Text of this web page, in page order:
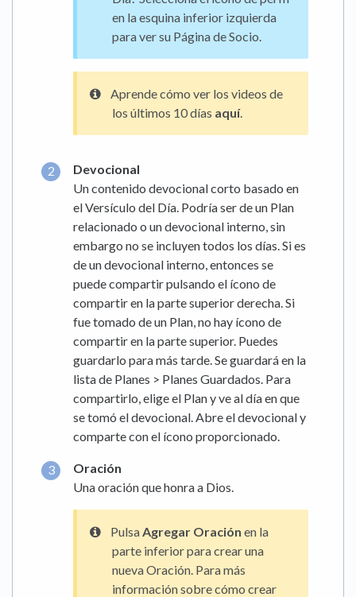
en la esquina inferior izquierda
para ver su Página de Socio.
Aprende cómo ver los videos de
los últimos 10 días aquí.
Devocional
Un contenido devocional corto basado en
el Versículo del Día. Podría ser de un Plan
relacionado o un devocional interno, sin
embargo no se incluyen todos los días. Si es
de un devocional interno, entonces se
puede compartir pulsando el ícono de
compartir en la parte superior derecha. Si
fue tomado de un Plan, no hay ícono de
compartir en la parte superior. Puedes
guardarlo para más tarde. Se guardará en la
lista de Planes > Planes Guardados. Para
compartirlo, elige el Plan y ve al día en que
se tomó el devocional. Abre el devocional y
comparte con el ícono proporcionado.
Oración
Una oración que honra a Dios.
Pulsa Agregar Oración en la
parte inferior para crear una
nueva Oración. Para más
información sobre cómo crear